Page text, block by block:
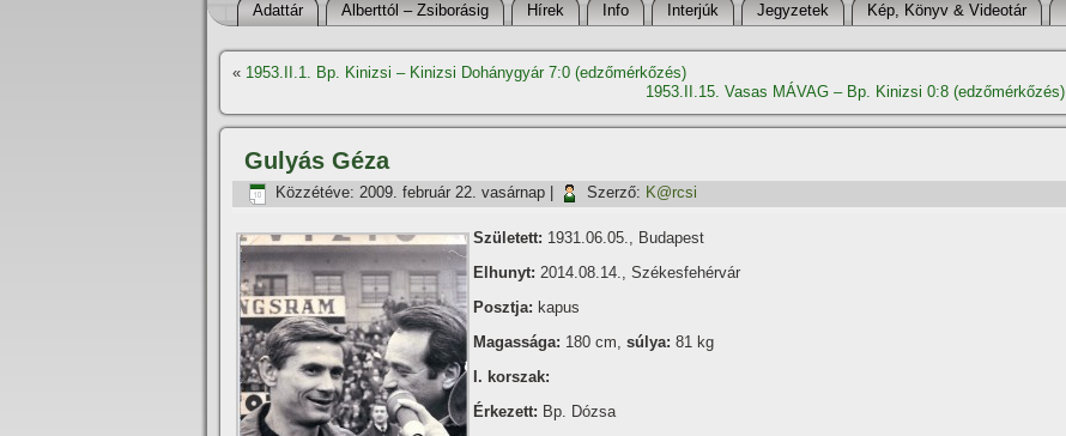
Adattár Alberttól – Zsiborásig Hí­rek Info Interjúk Jegyzetek Kép, Könyv & Videotár
« 1953.II.1. Bp. Kinizsi – Kinizsi Dohánygyár 7:0 (edzőmérkőzés)
1953.II.15. Vasas MÁVAG – Bp. Kinizsi 0:8 (edzőmérkőzés)
Gulyás Géza
Közzétéve: 2009. február 22. vasárnap Szerző: K@rcsi
Született: 1931.06.05., Budapest
Elhunyt: 2014.08.14., Székesfehérvár
Posztja: kapus
Magassága: 180 cm, súlya: 81 kg
I. korszak:
Érkezett: Bp. Dózsa